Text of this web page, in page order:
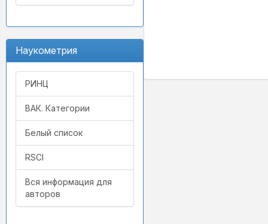
Наукометрия
РИНЦ
ВАК. Категории
Белый список
RSCI
Вся информация для
авторов